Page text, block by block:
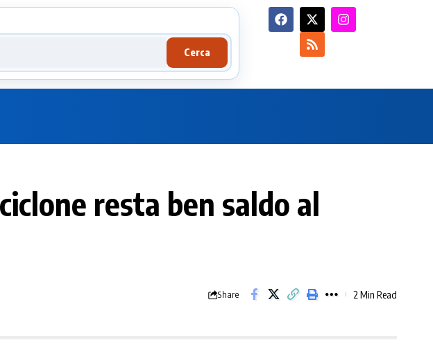
Cerca
resta ben saldo al
Share 2 Min Read